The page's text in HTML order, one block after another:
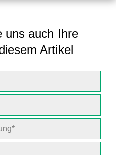
uns auch Ihre
Artikel